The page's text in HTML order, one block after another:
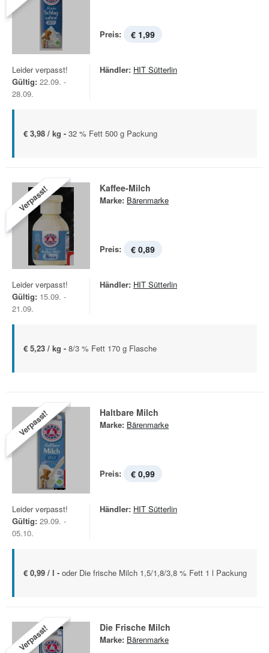
Preis: € 1,99
Leider verpasst!
Gültig: 22.09. -
28.09.
Händler: HIT Sütterlin
€ 3,98 / kg - 32 % Fett 500 g Packung
Verpasst! Kaffee-Milch
Marke: Bärenmarke
Preis: € 0,89
Leider verpasst!
Gültig: 15.09. -
21.09.
Händler: HIT Sütterlin
€ 5,23 / kg - 8/3 % Fett 170 g Flasche
Verpasst! Haltbare Milch
Marke: Bärenmarke
Preis: € 0,99
Leider verpasst!
Gültig: 29.09. -
05.10.
Händler: HIT Sütterlin
€ 0,99 / l - oder Die frische Milch 1,5/1,8/3,8 % Fett 1 l Packung
Verpasst! Die Frische Milch
Marke: Bärenmarke